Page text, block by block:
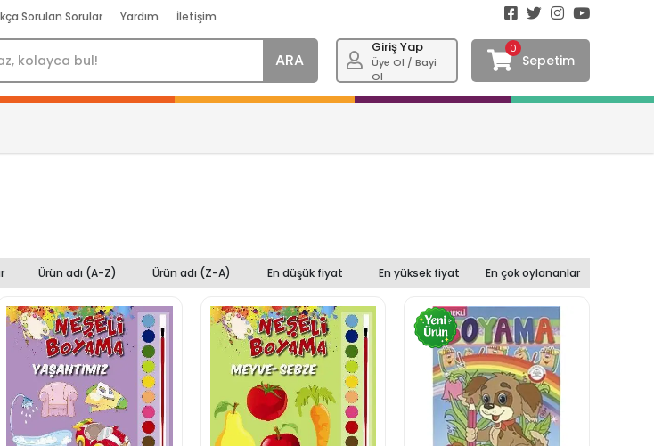
Sorulan Sorular Yardım İletişim
ARA
Giriş Yap
Üye Ol / Bayi
Ol
0
Sepetim
Ürün adı (A-Z) Ürün adı (Z-A) En düşük fiyat En yüksek fiyat En çok oylananlar